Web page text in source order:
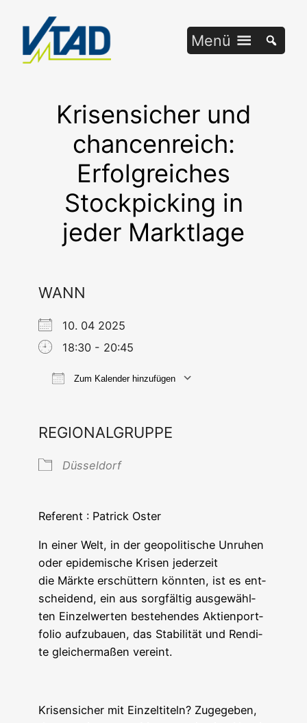
springen
Menü
Krisensicher und
chancenreich:
Erfolgreiches
Stockpicking in
jeder Marktlage
WANN
10. 04 2025
18:30 - 20:45
Zum Kalender hinzufügen
REGIONALGRUPPE
Düs­sel­dorf
Refe­rent : Patrick Oster
In einer Welt, in der geo­po­li­ti­sche Unru­hen
oder epi­de­mi­sche Kri­sen jeder­zeit
die Märk­te erschüt­tern könn­ten, ist es ent­
schei­dend, ein aus sorg­fäl­tig aus­ge­wähl­
ten Ein­zel­wer­ten bestehen­des Akti­en­port­
fo­lio auf­zu­bau­en, das Sta­bi­li­tät und Ren­di­
te glei­cher­ma­ßen vereint.
Kri­sen­si­cher mit Ein­zel­ti­teln? Zuge­ge­ben,